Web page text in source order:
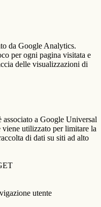
da Google Analytics.
per ogni pagina visitata e
delle visualizzazioni di
a Google Universal
utilizzato per limitare la
di dati su siti ad alto
utente